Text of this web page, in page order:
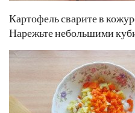
Картофель сварите в
Нарежьте небольшими